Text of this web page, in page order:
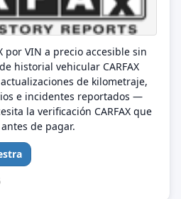
por VIN a precio accesible sin
historial vehicular CARFAX
de kilometraje,
e incidentes reportados —
la verificación CARFAX que
de pagar.